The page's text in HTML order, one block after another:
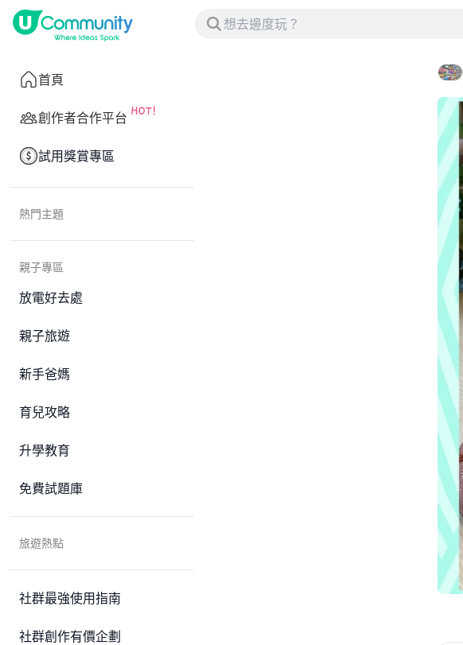
首頁
創作者合作平台
試用獎賞專區
熱門主題
親子專區
放電好去處
親子旅遊
新手爸媽
育兒攻略
升學教育
免費試題庫
旅遊熱點
社群最強使用指南
社群創作有價企劃